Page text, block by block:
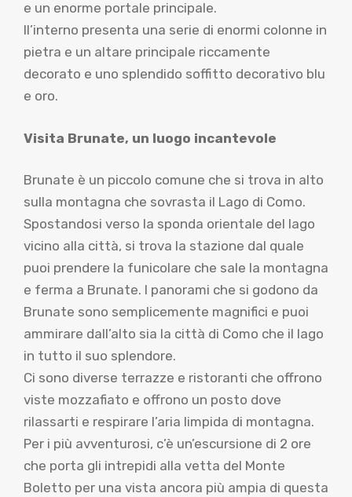
e un enorme portale principale.
Il’interno presenta una serie di enormi colonne in
pietra e un altare principale riccamente
decorato e uno splendido soffitto decorativo blu
e oro.
Visita Brunate, un luogo incantevole
Brunate è un piccolo comune che si trova in alto
sulla montagna che sovrasta il Lago di Como.
Spostandosi verso la sponda orientale del lago
vicino alla città, si trova la stazione dal quale
puoi prendere la funicolare che sale la montagna
e ferma a Brunate. I panorami che si godono da
Brunate sono semplicemente magnifici e puoi
ammirare dall’alto sia la città di Como che il lago
in tutto il suo splendore.
Ci sono diverse terrazze e ristoranti che offrono
viste mozzafiato e offrono un posto dove
rilassarti e respirare l’aria limpida di montagna.
Per i più avventurosi, c’è un’escursione di 2 ore
che porta gli intrepidi alla vetta del Monte
Boletto per una vista ancora più ampia di questa